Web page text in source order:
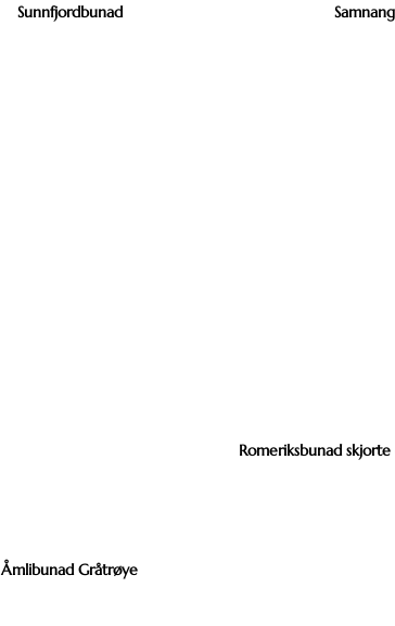
Sunnfjordbunad
Åmlibunad Gråtrøye
Romeriksbunad